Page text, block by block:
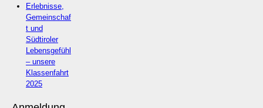
Erlebnisse,
Gemeinschaf
t und
Südtiroler
Lebensgefühl
– unsere
Klassenfahrt
2025